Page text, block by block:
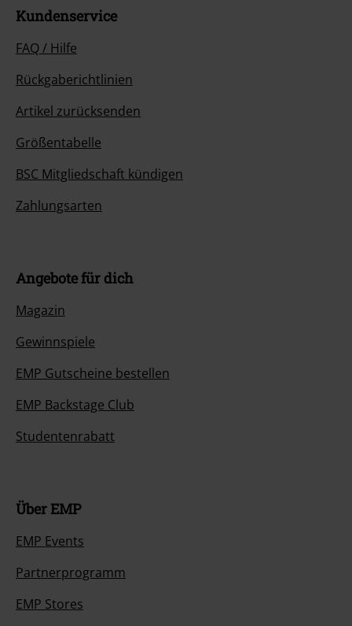
Kundenservice
FAQ / Hilfe
Rückgaberichtlinien
Artikel zurücksenden
Größentabelle
BSC Mitgliedschaft kündigen
Zahlungsarten
Angebote für dich
Magazin
Gewinnspiele
EMP Gutscheine bestellen
EMP Backstage Club
Studentenrabatt
Über EMP
EMP Events
Partnerprogramm
EMP Stores